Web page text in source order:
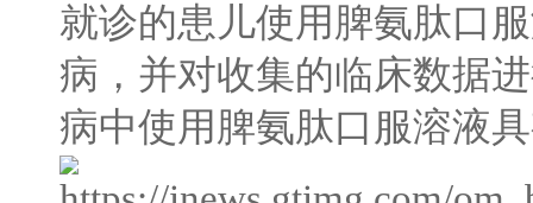
就诊的患儿使用脾氨肽口
病，并对收集的临床数据
病中使用脾氨肽口服溶液